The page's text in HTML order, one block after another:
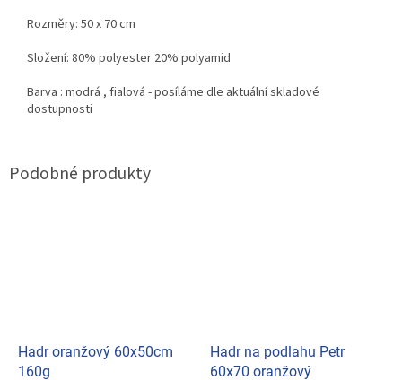
Rozměry: 50 x 70 cm
Složení: 80% polyester 20% polyamid
Barva : modrá , fialová - posíláme dle aktuální skladové
dostupnosti
Hadr oranžový 60x50cm
160g
Hadr na podlahu Petr
60x70 oranžový